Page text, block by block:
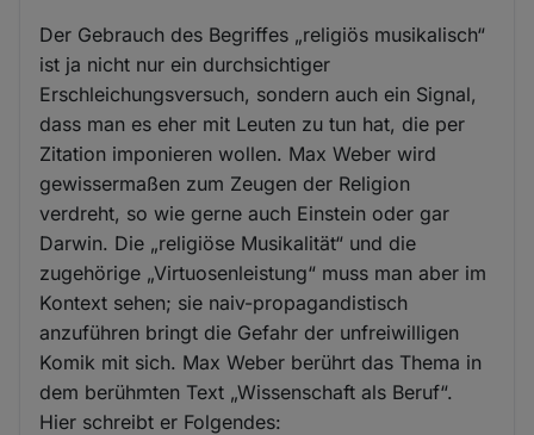
Der Gebrauch des Begriffes „religiös musikalisch“
ist ja nicht nur ein durchsichtiger
Erschleichungsversuch, sondern auch ein Signal,
dass man es eher mit Leuten zu tun hat, die per
Zitation imponieren wollen. Max Weber wird
gewissermaßen zum Zeugen der Religion
verdreht, so wie gerne auch Einstein oder gar
Darwin. Die „religiöse Musikalität“ und die
zugehörige „Virtuosenleistung“ muss man aber im
Kontext sehen; sie naiv-propagandistisch
anzuführen bringt die Gefahr der unfreiwilligen
Komik mit sich. Max Weber berührt das Thema in
dem berühmten Text „Wissenschaft als Beruf“.
Hier schreibt er Folgendes: